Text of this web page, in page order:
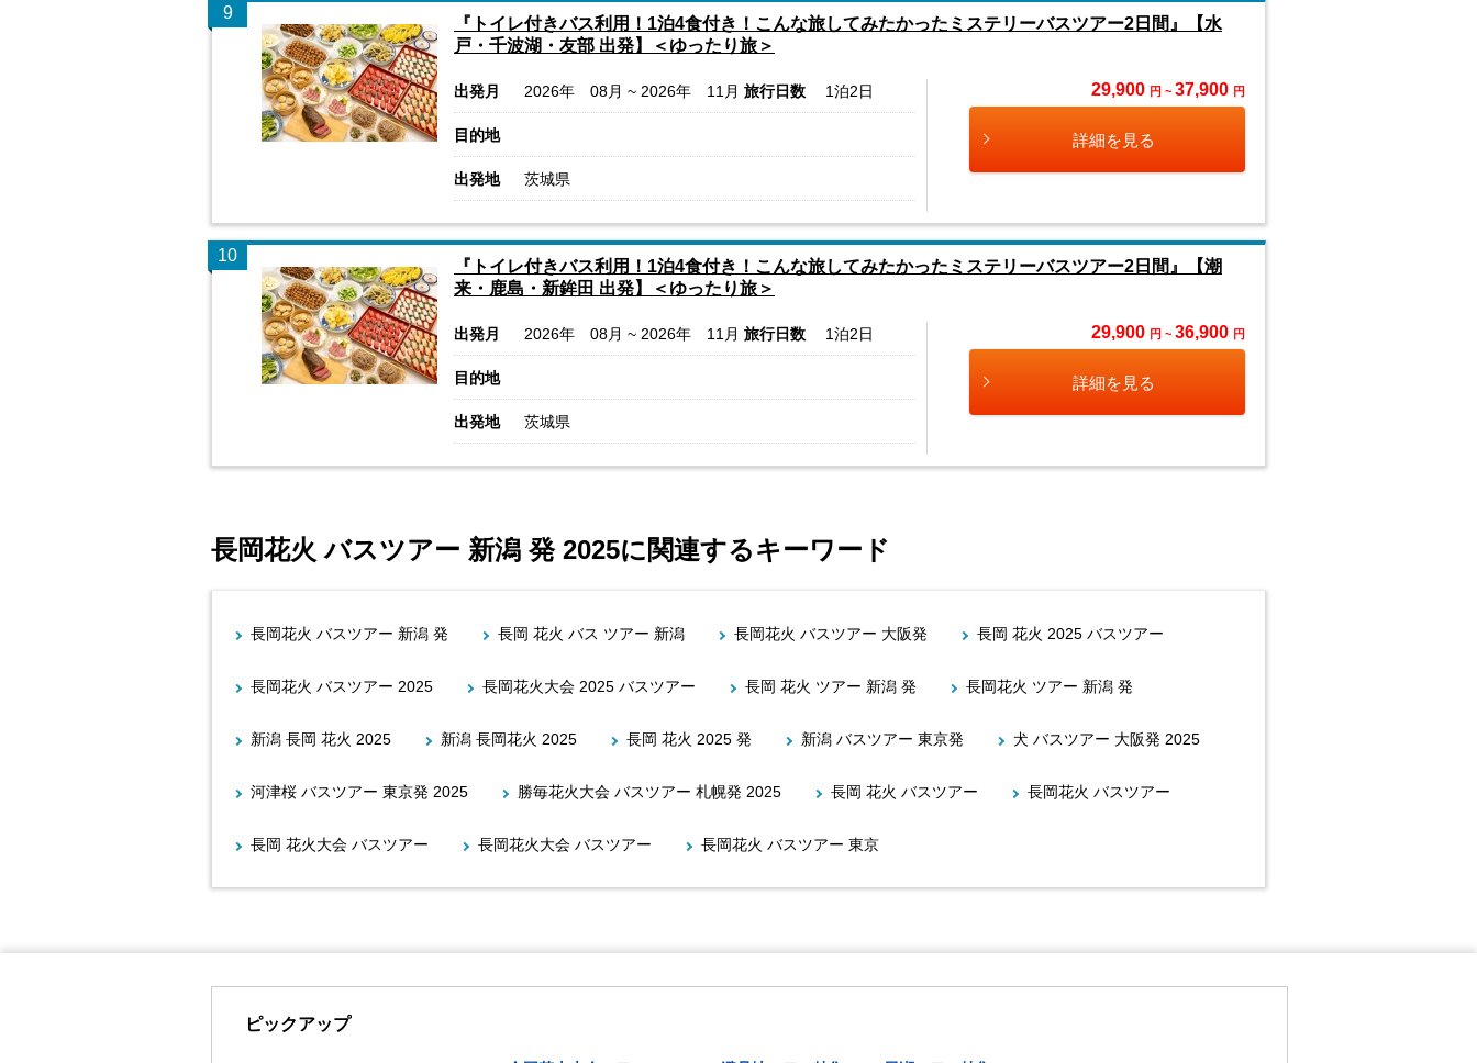
9
『トイレ付きバス利用！1泊4食付き！こんな旅してみたかったミステリーバスツアー2日間』【水
戸・千波湖・友部 出発】＜ゆったり旅＞
出発月 2026年 08月 ~ 2026年 11月 旅行日数 1泊2日
目的地
出発地 茨城県
29,900 円 ~ 37,900 円
詳細を見る
10
『トイレ付きバス利用！1泊4食付き！こんな旅してみたかったミステリーバスツアー2日間』【潮
来・鹿島・新鉾田 出発】＜ゆったり旅＞
出発月 2026年 08月 ~ 2026年 11月 旅行日数 1泊2日
目的地
出発地 茨城県
29,900 円 ~ 36,900 円
詳細を見る
長岡花火 バスツアー 新潟 発 2025に関連するキーワード
長岡花火 バスツアー 新潟 発 長岡 花火 バス ツアー 新潟 長岡花火 バスツアー 大阪発 長岡 花火 2025 バスツアー
長岡花火 バスツアー 2025 長岡花火大会 2025 バスツアー 長岡 花火 ツアー 新潟 発 長岡花火 ツアー 新潟 発
新潟 長岡 花火 2025 新潟 長岡花火 2025 長岡 花火 2025 発 新潟 バスツアー 東京発 犬 バスツアー 大阪発 2025
河津桜 バスツアー 東京発 2025 勝毎花火大会 バスツアー 札幌発 2025 長岡 花火 バスツアー 長岡花火 バスツアー
長岡 花火大会 バスツアー 長岡花火大会 バスツアー 長岡花火 バスツアー 東京
ピックアップ